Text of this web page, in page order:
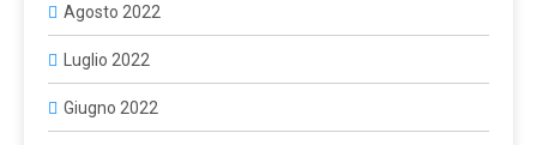
Agosto 2022
Luglio 2022
Giugno 2022